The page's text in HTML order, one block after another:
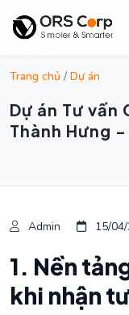
Trang chủ / Dự án
Dự án Tư vấn
Thành Hưng -
Admin 15/
1. Nền
khi nhận